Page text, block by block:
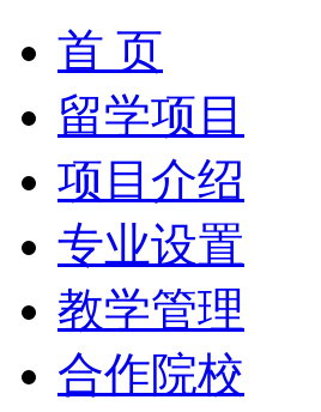
首 页
留学项目
项目介绍
专业设置
教学管理
合作院校